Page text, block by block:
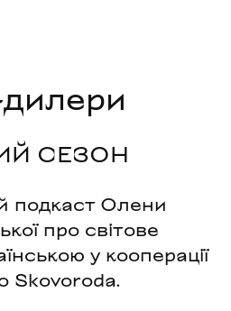
СЕЗОН
подкаст Олени
про світове
у кооперації
Skovoroda.